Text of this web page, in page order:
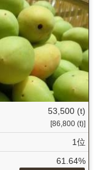
53,500 (t)
[86,800 (t)]
1位
61.64%